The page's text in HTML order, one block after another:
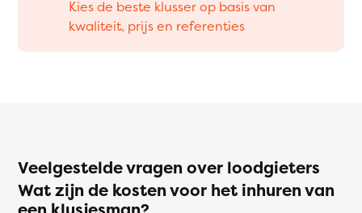
Kies de beste klusser op basis van
kwaliteit, prijs en referenties
Veelgestelde vragen over loodgieters
Wat zijn de kosten voor het inhuren van